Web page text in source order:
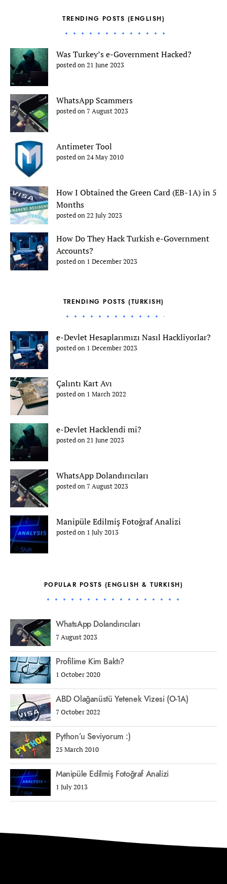
TRENDING POSTS (ENGLISH)
Was Turkey’s e-Government Hacked?
posted on 21 June 2023
WhatsApp Scammers
posted on 7 August 2023
Antimeter Tool
posted on 24 May 2010
How I Obtained the Green Card (EB-1A) in 5
Months
posted on 22 July 2023
How Do They Hack Turkish e-Government
Accounts?
posted on 1 December 2023
TRENDING POSTS (TURKISH)
e-Devlet Hesaplarımızı Nasıl Hackliyorlar?
posted on 1 December 2023
Çalıntı Kart Avı
posted on 1 March 2022
e-Devlet Hacklendi mi?
posted on 21 June 2023
WhatsApp Dolandırıcıları
posted on 7 August 2023
Manipüle Edilmiş Fotoğraf Analizi
posted on 1 July 2013
POPULAR POSTS (ENGLISH & TURKISH)
WhatsApp Dolandırıcıları
7 August 2023
Profilime Kim Baktı?
1 October 2020
ABD Olağanüstü Yetenek Vizesi (O-1A)
7 October 2022
Python’u Seviyorum :)
25 March 2010
Manipüle Edilmiş Fotoğraf Analizi
1 July 2013